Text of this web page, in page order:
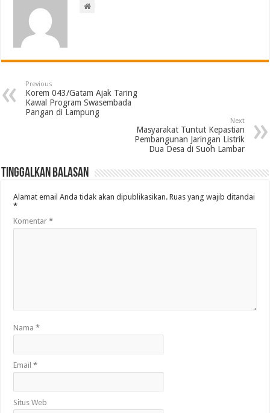
Previous
Korem 043/Gatam Ajak Taring
Kawal Program Swasembada
Pangan di Lampung
Next
Masyarakat Tuntut Kepastian
Pembangunan Jaringan Listrik
Dua Desa di Suoh Lambar
Tinggalkan Balasan
Alamat email Anda tidak akan dipublikasikan. Ruas yang wajib ditandai
*
Komentar*
Nama*
Email*
Situs Web